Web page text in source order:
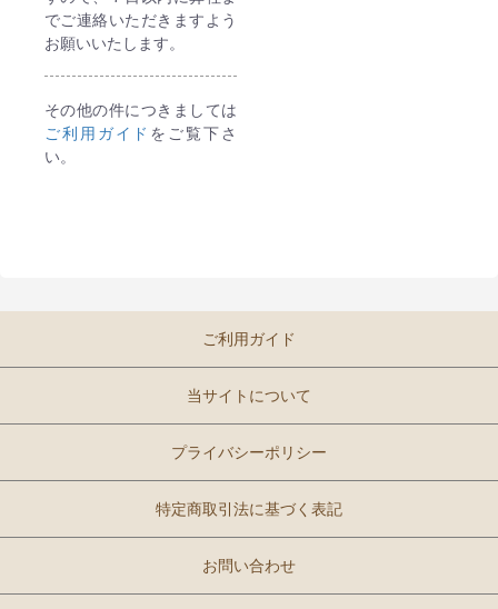
でご連絡いただきますよう
お願いいたします。
その他の件につきましては
ご利用ガイド をご覧下さ
い。
ご利用ガイド
当サイトについて
プライバシーポリシー
特定商取引法に基づく表記
お問い合わせ